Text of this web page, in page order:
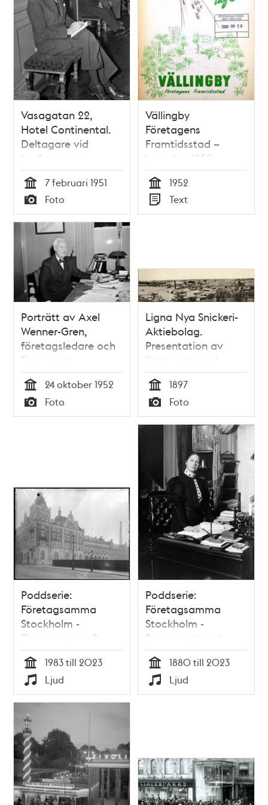
Vasagatan 22,
Hotel Continental.
Deltagare vid
konferens om
företagsgymnastiken
Tid
7 februari 1951
Typ
Foto
Vällingby
Företagens
Framtidsstad –
broschyr 1952
Tid
1952
Typ
Text
Porträtt av Axel
Wenner-Gren,
företagsledare och
finansman
Tid
24 oktober 1952
Typ
Foto
Ligna Nya Snickeri-
Aktiebolag.
Presentation av
företaget med
exteriör- och
interiörbilder samt
direktörsporträtt.
Tid
1897
Typ
Foto
Poddserie:
Företagsamma
Stockholm -
Fleminggatan 8,
Alfa Laval
Tid
1983 till 2023
Typ
Ljud
Poddserie:
Företagsamma
Stockholm -
Bryggargatan 6,
Karolina Widerström
Tid
1880 till 2023
Typ
Ljud